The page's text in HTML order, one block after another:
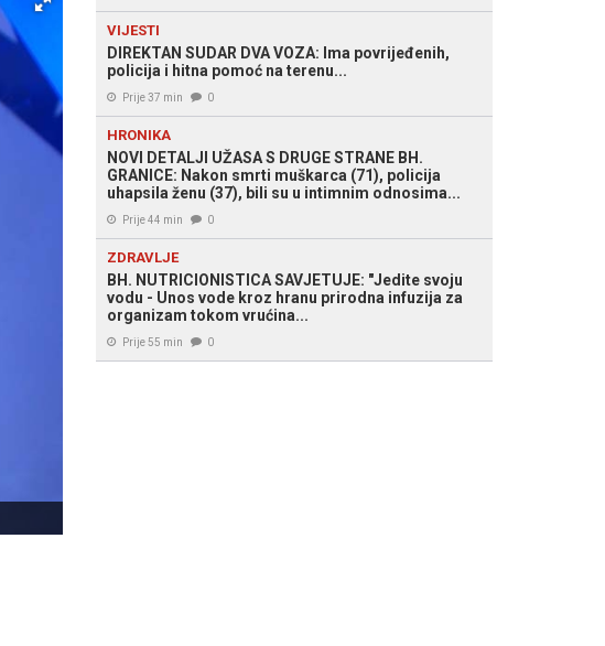
VIJESTI
DIREKTAN SUDAR DVA VOZA: Ima povrijeđenih,
policija i hitna pomoć na terenu...
Prije 37 min 0
HRONIKA
NOVI DETALJI UŽASA S DRUGE STRANE BH.
GRANICE: Nakon smrti muškarca (71), policija
uhapsila ženu (37), bili su u intimnim odnosima...
Prije 44 min 0
ZDRAVLJE
BH. NUTRICIONISTICA SAVJETUJE: "Jedite svoju
vodu - Unos vode kroz hranu prirodna infuzija za
organizam tokom vrućina...
Prije 55 min 0